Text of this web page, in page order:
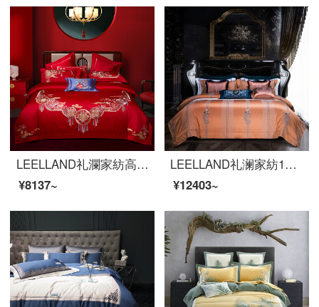
LEELLAND礼瀾家紡高級100本の新しい中国式の大紅の結婚式の全綿は刺繍の寝具の4つのセットの純綿の高精密な刺繍の結婚式ベッドの品物のセットの幸福の赤い化粧の4つのセットの1.8-2.0メートルのベッド/220*240 cm布団カバーを持ちます。
¥8137~
LEELLAND礼澜家紡100本のハイエンドの色織ジャカード全綿の寝具四点セット欧式軽奢別荘の見本板間純綿の寝具セット雀霊夢舞1.5-1.8メートルのベッド/200*230 cm
¥12403~